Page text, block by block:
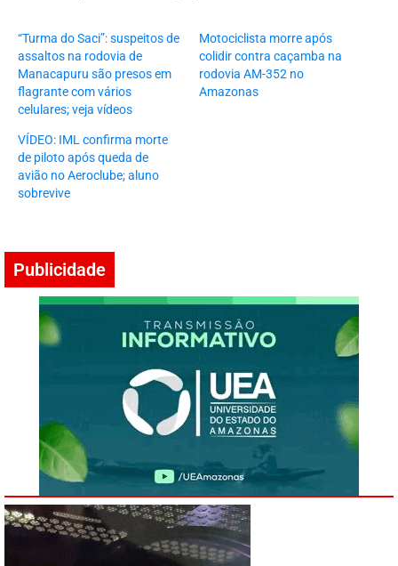
“Turma do Saci”: suspeitos de
assaltos na rodovia de
Manacapuru são presos em
flagrante com vários
celulares; veja vídeos
Motociclista morre após
colidir contra caçamba na
rodovia AM-352 no
Amazonas
VÍDEO: IML confirma morte
de piloto após queda de
avião no Aeroclube; aluno
sobrevive
Publicidade